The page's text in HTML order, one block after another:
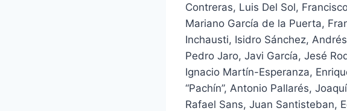
Contreras, Luis Del Sol,
Mariano García de la Puerta,
Inchausti, Isidro Sánchez,
Pedro Jaro, Javi García, Jesé
Ignacio Martín-Esperanza,
“Pachín”, Antonio Pallarés,
Rafael Sans, Juan Santisteban,